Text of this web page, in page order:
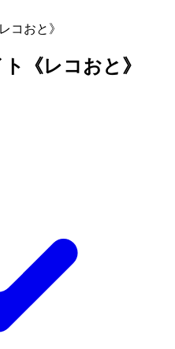
コおと》
《レコおと》